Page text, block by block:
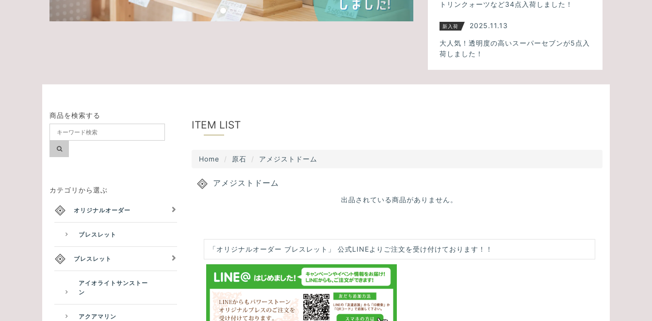
トリンクォーツなど34点入荷しました！
新入荷 2025.11.13
大人気！透明度の高いスーパーセブンが5点入
荷しました！
ITEM LIST
Home 原石 アメジストドーム
アメジストドーム
出品されている商品がありません。
「オリジナルオーダー ブレスレット」 公式LINEよりご注文を受け付けております！！
商品を検索する
カテゴリから選ぶ
オリジナルオーダー
ブレスレット
ブレスレット
アイオライトサンストー
ン
アクアマリン